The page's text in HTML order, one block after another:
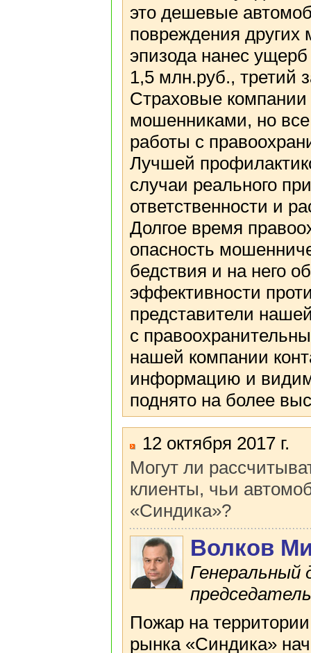
это дешевые
повреждения других
эпизода нанес
1,5 млн.руб., третий
Страховые
мошенниками, но
работы с
Лучшей
случаи реального
ответственности и
Долгое время
опасность
бедствия и на него
эффективности
представители
с
нашей компании
информацию и видим
поднято на более
12 октября 2017 г.
Могут ли
клиенты, чьи
«Синдика»?
Волков
Пожар на территории
рынка «Синдика»